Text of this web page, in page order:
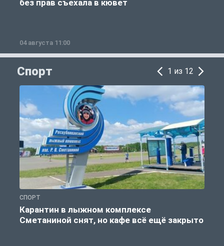
без прав съехала в кювет
04 августа 11:00
Спорт 1 из 12
СПОРТ
Карантин в лыжном комплексе
Сметаниной снят, но кафе всё ещё закрыто